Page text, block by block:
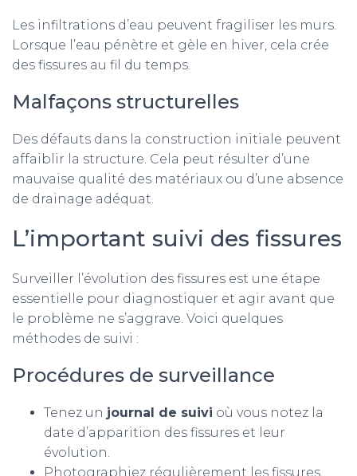
Les infiltrations d’eau peuvent fragiliser les murs.
Lorsque l’eau pénètre et gèle en hiver, cela crée
des fissures au fil du temps.
Malfaçons structurelles
Des défauts dans la construction initiale peuvent
affaiblir la structure. Cela peut résulter d’une
mauvaise qualité des matériaux ou d’une absence
de drainage adéquat.
L’important suivi des fissures
Surveiller l’évolution des fissures est une étape
essentielle pour diagnostiquer et agir avant que
le problème ne s’aggrave. Voici quelques
méthodes de suivi :
Procédures de surveillance
Tenez un journal de suivi où vous notez la
date d’apparition des fissures et leur
évolution.
Photographiez régulièrement les fissures